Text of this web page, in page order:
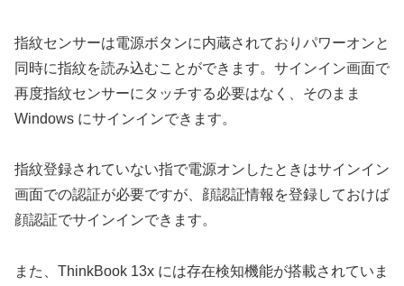
指紋センサーは電源ボタンに内蔵されておりパワーオンと
同時に指紋を読み込むことができます。サインイン画面で
再度指紋センサーにタッチする必要はなく、そのまま
Windows にサインインできます。
指紋登録されていない指で電源オンしたときはサインイン
画面での認証が必要ですが、顔認証情報を登録しておけば
顔認証でサインインできます。
また、ThinkBook 13x には存在検知機能が搭載されていま